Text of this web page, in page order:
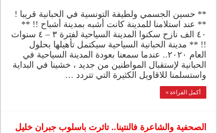
** حسين الجسمي ولطيفة التونسية في الحبانية قريبا !
** عند استلامنا للمدينة كانت أشبه بمدينة أشباح !! **
٤٠ الف نازح سكنوا المدينة السياحية لفترة ٣ – ٤ سنوات
!! ** مدينة الحبانية السياحية سيكتمل تأهيلها بحلول
العام ٢٠٢٠.. عندما سمعنا بعودة المدينة السياحية في
الحبانية لإستقبال المواطنين من جديد ، خشينا في البداية
واستسلمنا للاقاويل الكثيرة التي تتردد …
أكمل القراءة »
الصحفية والشاعرة فالنتينا.. تاثرت باسلوب جبران خليل